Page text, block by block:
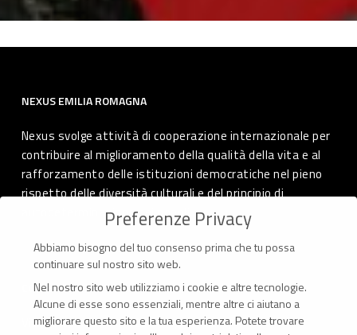
NEXUS EMILIA ROMAGNA
Nexus svolge attività di cooperazione internazionale per
contribuire al miglioramento della qualità della vita e al
rafforzamento delle istituzioni democratiche nel pieno
rispetto delle diversità culturali e del principio di
autodeterminazione dei popoli.
CONTATTI
Via Marconi 69 – 40122 Bologna (Italia)
Preferenze Privacy
Abbiamo bisogno del tuo consenso prima che tu possa
continuare sul nostro sito web.
Nel nostro sito web utilizziamo i cookie e altre tecnologie.
Alcune di esse sono essenziali, mentre altre ci aiutano a
migliorare questo sito e la tua esperienza. Potete trovare